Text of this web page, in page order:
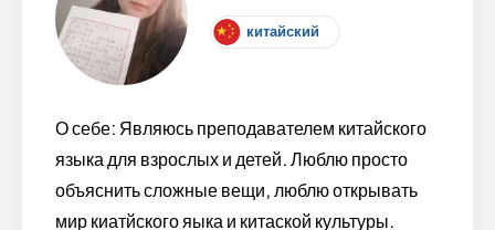
китайский
О себе: Являюсь преподавателем китайского
языка для взрослых и детей. Люблю просто
объяснить сложные вещи, люблю открывать
мир киатйского яыка и китаской культуры.